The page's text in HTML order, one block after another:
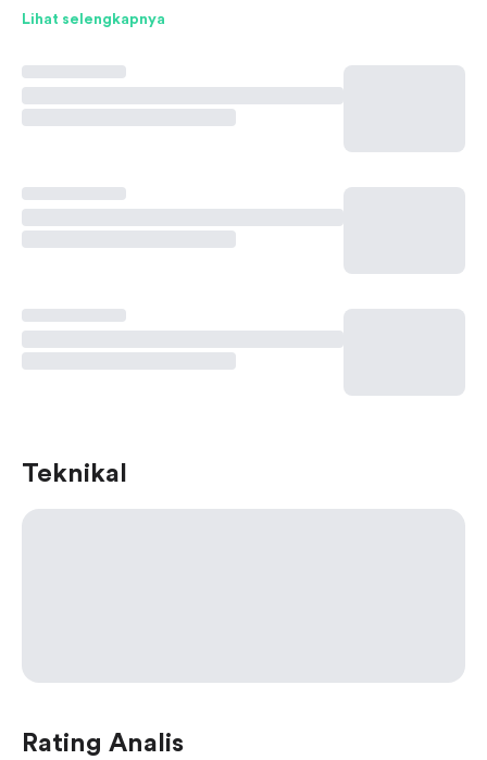
Lihat selengkapnya
Teknikal
Rating Analis